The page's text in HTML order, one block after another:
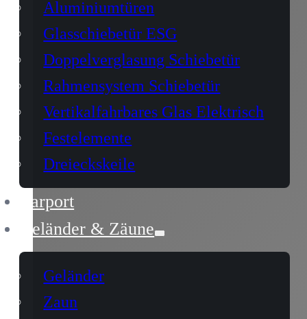
Aluminiumtüren
Glasschiebetür ESG
Doppelverglasung Schiebetür
Rahmensystem Schiebetür
Vertikalfahrbares Glas Elektrisch
Festelemente
Dreieckskeile
Carport
Geländer & Zäune
Geländer
Zaun